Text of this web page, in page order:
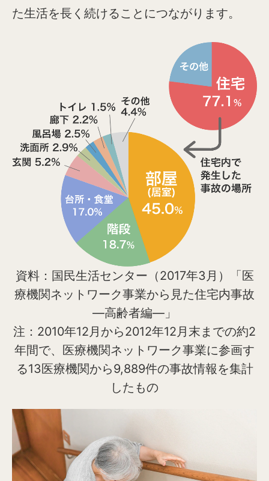
た生活を長く続けることにつながります。
資料：国民生活センター（2017年3月）「医
療機関ネットワーク事業から見た住宅内事故
—高齢者編—」
注：2010年12月から2012年12月末までの約2
年間で、医療機関ネットワーク事業に参画す
る13医療機関から9,889件の事故情報を集計
したもの